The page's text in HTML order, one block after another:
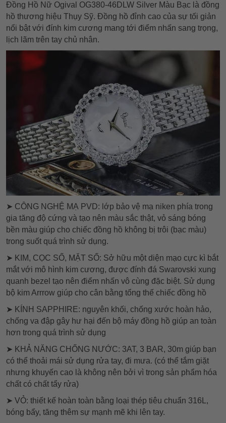
Đồng Hồ Nữ Ogival OG380-46DLW Silver Màu Bạc là đồng
hồ thương hiệu Thụy Sỹ. Đồng hồ đỉnh cao của sự tối giản
nổi bật với đính kim cương mang tới điểm nhấn sang trọng,
lịch lãm trên tay chủ nhân.
➤ CÔNG NGHỆ MẠ PVD: lớp bảo vệ mạ niken phía trong
gia tăng độ cứng và tạo nên màu sắc thật, vỏ sáng bóng
bền màu giúp cho chiếc đồng hồ không bị trôi (bạc màu)
trong suốt quá trình sử dụng.
➤ KIM, CỌC SỐ, MẶT SỐ: Sở hữu một diện mạo cực kì bắt
mắt với mô hình kim cương, được đính đá Swarovski xung
quanh bezel tạo nên điểm nhấn vô cùng đặc biệt. Sử dụng
bộ kim Arrrow giúp cho cân bằng tổng thế chiếc đồng hồ
➤ KÍNH SAPPHIRE: nguyên khối, chống xước hoàn hảo,
chống va đập gây hư hại đến bộ máy đồng hồ giúp an toàn
hơn trong quá trình sử dụng
➤ KHẢ NĂNG CHỐNG NƯỚC: 3AT, 3 BAR, 30m giúp bạn
có thể thoải mái sử dụng rửa tay, đi mưa. (có thể tắm giặt
nhưng khuyến cao là không nên bởi vì trong sản phẩm hóa
chất có chất tẩy rửa)
➤ VỎ: thiết kế hoàn toàn bằng loại thép tiêu chuẩn 316L,
bóng bẩy, tăng thêm sự mạnh mẽ khi lên tay.